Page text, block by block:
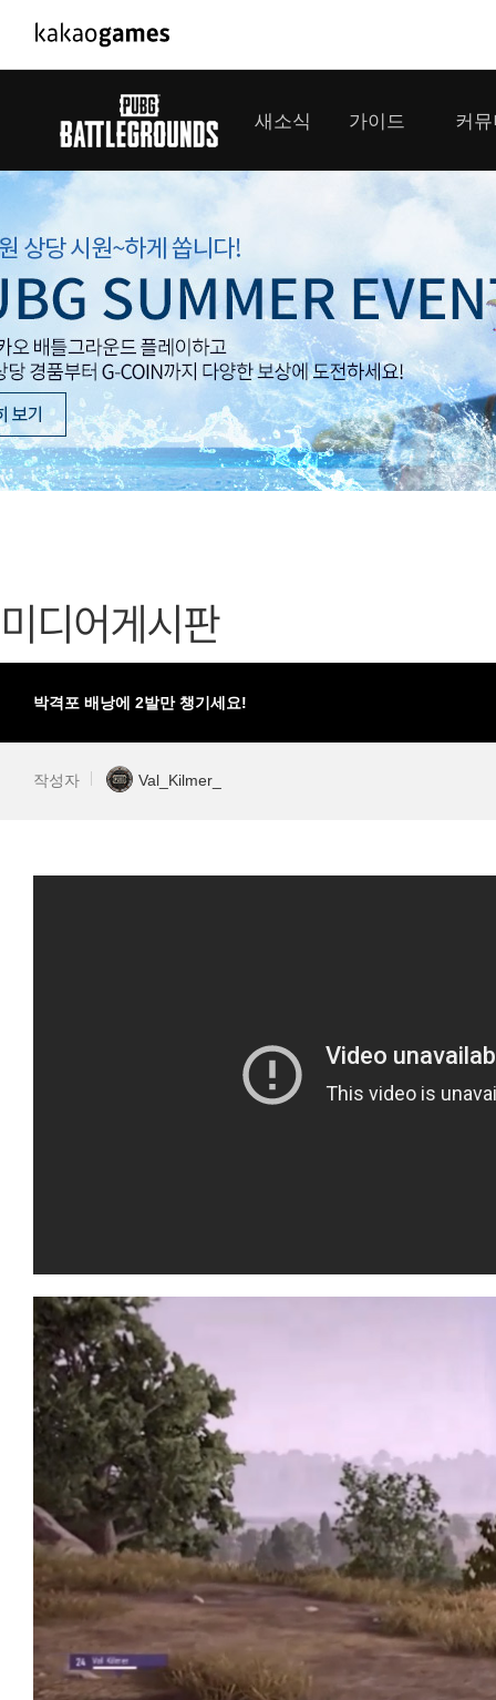
PC/모바일게임
도깨비의세계
아키에이지 워
아레스 : 라이즈 오브 가디언즈
배틀그라
패스 오브
패스 오브
모바일게임
우마무스메 프리티 더비
SMiniz
프렌즈팝콘
서비스
내정보
보안센터
새소식
이벤트
업데이트
대회소식
가이드 커
플레이
클랜
모집
미디어게시판
박격포 배낭에 2발만 챙기세요!
작성자 Val_Kilmer_